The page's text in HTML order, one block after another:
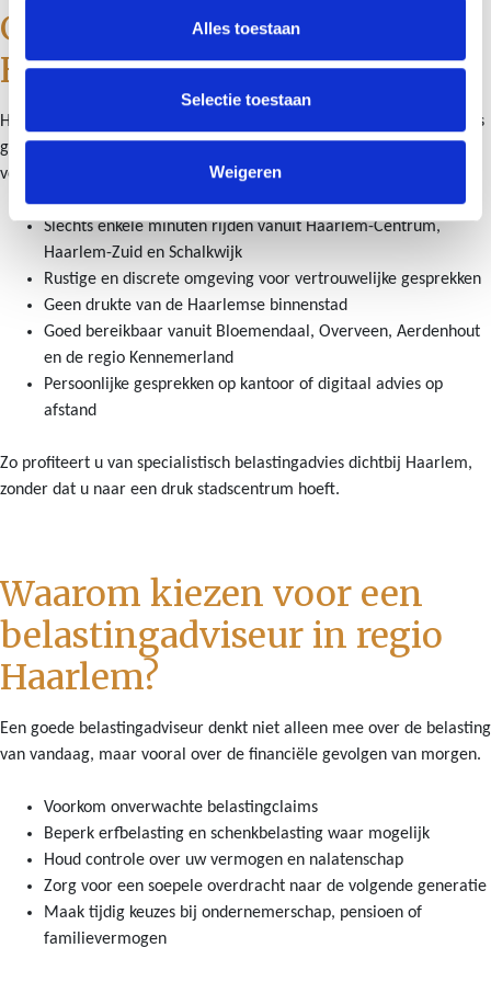
Alles toestaan
Selectie toestaan
Weigeren
Goed bereikbaar vanuit
Haarlem
Hoewel Schut & Bruggink Estate Planners niet midden in Haarlem is
gevestigd, ligt ons kantoor in Heemstede direct naast de stad. Voor
veel cliënten uit Haarlem is dat juist praktisch en prettig.
Slechts enkele minuten rijden vanuit Haarlem-Centrum,
Haarlem-Zuid en Schalkwijk
Rustige en discrete omgeving voor vertrouwelijke gesprekken
Geen drukte van de Haarlemse binnenstad
Goed bereikbaar vanuit Bloemendaal, Overveen, Aerdenhout
en de regio Kennemerland
Persoonlijke gesprekken op kantoor of digitaal advies op
afstand
Zo profiteert u van specialistisch belastingadvies dichtbij Haarlem,
zonder dat u naar een druk stadscentrum hoeft.
Waarom kiezen voor een
belastingadviseur in regio
Haarlem?
Een goede belastingadviseur denkt niet alleen mee over de belasting
van vandaag, maar vooral over de financiële gevolgen van morgen.
Voorkom onverwachte belastingclaims
Beperk erfbelasting en schenkbelasting waar mogelijk
Houd controle over uw vermogen en nalatenschap
Zorg voor een soepele overdracht naar de volgende generatie
Maak tijdig keuzes bij ondernemerschap, pensioen of
familievermogen